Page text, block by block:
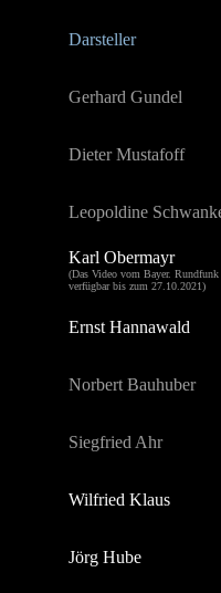
Darsteller
Gerhard Gundel
Dieter Mustafoff
Leopoldine
Karl Obermayr
(Das Video vom Bayer.
verfügbar bis zum 27.10.2021)
Ernst Hannawald
Norbert Bauhuber
Siegfried Ahr
Wilfried Klaus
Jörg Hube